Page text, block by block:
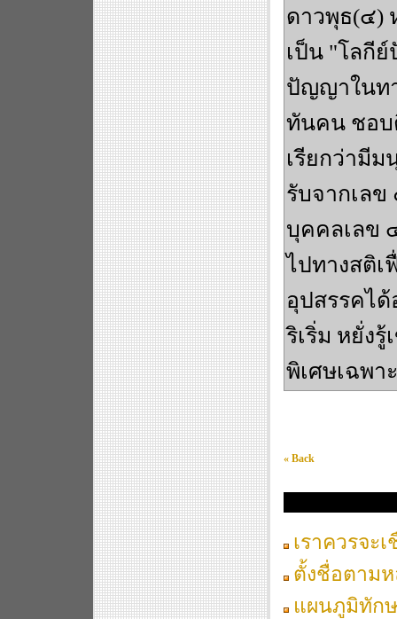
ดาวพุธ(๔)
เป็น "โลกี
ปัญญาในท
ทันคน ชอบ
เรียกว่ามี
รับจากเลข
บุคคลเลข
ไปทางสติเ
อุปสรรคไ
ริเริ่ม หยั่ง
พิเศษเฉพ
« Back
เราควรจะ
ตั้งชื่อตาม
แผนภูมิทัก